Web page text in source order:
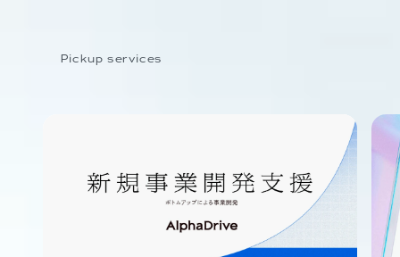
Pickup services